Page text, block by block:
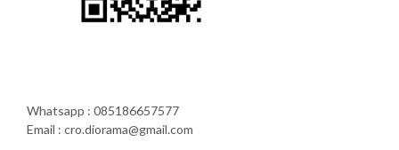
Whatsapp : 085186657577
Email : cro.diorama@gmail.com